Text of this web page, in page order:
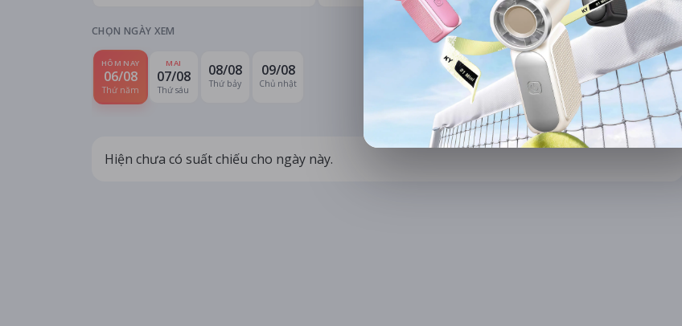
CHỌN NGÀY XEM
HÔM NAY
06/08
Thứ năm
MAI
07/08
Thứ sáu
08/08
Thứ bảy
09/08
Chủ nhật
Hiện chưa có suất chiếu cho ngày này.